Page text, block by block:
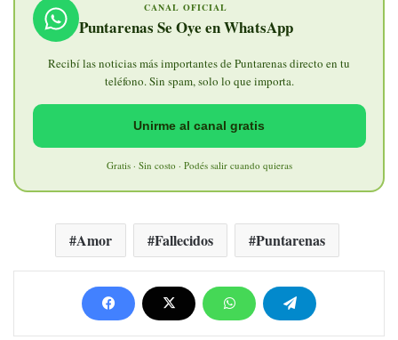
CANAL OFICIAL
Puntarenas Se Oye en WhatsApp
Recibí las noticias más importantes de Puntarenas directo en tu
teléfono. Sin spam, solo lo que importa.
Unirme al canal gratis
Gratis · Sin costo · Podés salir cuando quieras
Amor Fallecidos Puntarenas